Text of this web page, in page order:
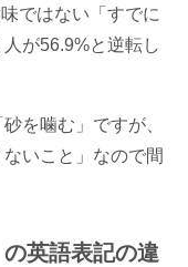
ではない「すでに
が56.9%と逆転し
を噛む」ですが、
いこと」なので間
の英語表記の違